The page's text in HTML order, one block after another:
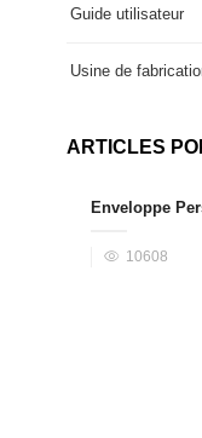
Guide utilisateur
Usine de
ARTICLES
Enveloppe
10608